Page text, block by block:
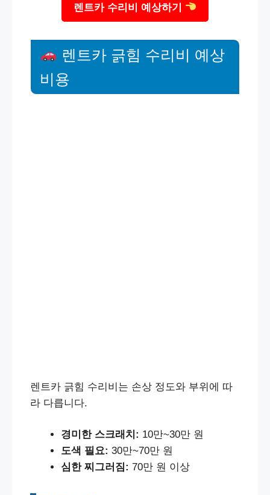
렌트카 수리비 예상하기
렌트카 긁힘 수리비 예상
비용
렌트카 긁힘 수리비는 손상 정도와 부위에 따
라 다릅니다.
경미한 스크래치: 10만~30만 원
도색 필요: 30만~70만 원
심한 찌그러짐: 70만 원 이상